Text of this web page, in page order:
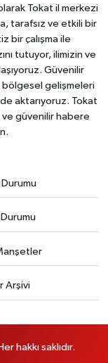
Tokat il merkezi
tarafsız ve etkili bir
bir çalışma ile
tutuyor, ilimizin ve
Güvenilir
bölgesel gelişmeleri
aktarıyoruz. Tokat
güvenilir habere
Arşivi
hakkı saklıdır.